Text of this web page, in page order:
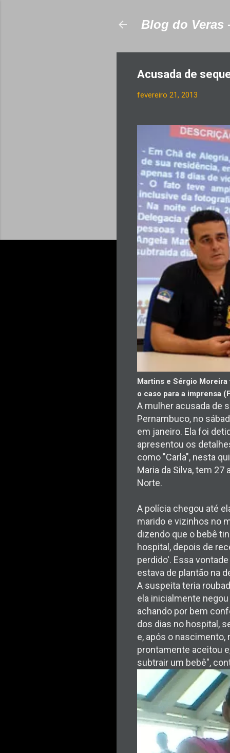
Blog do Veras
Acusada de
fevereiro 21, 2013
Martins e Sérgio Moreira
o caso para a imprensa
A mulher acusada de
Pernambuco, no
em janeiro. Ela foi
apresentou os
como "Carla", nesta
Maria da Silva, tem 27
Norte.
A polícia chegou até
marido e vizinhos no
dizendo que o bebê
hospital, depois de
perdido'. Essa
estava de plantão na
A suspeita teria
ela inicialmente
achando por bem
dos dias no hospital,
e, após o nascimento,
prontamente aceitou
subtrair um bebê",